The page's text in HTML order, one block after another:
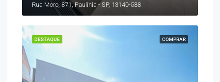
Rua Moro, 871, Paulínia - SP, 13140-588
COMPRAR
DESTAQUE